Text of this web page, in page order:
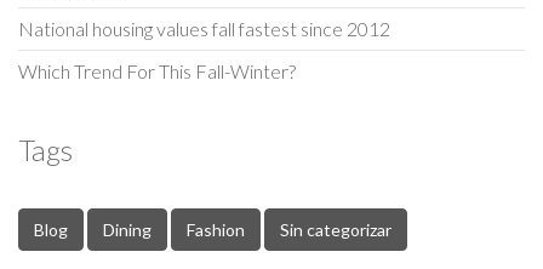
National housing values fall fastest since 2012
Which Trend For This Fall-Winter?
Tags
Blog Dining Fashion Sin categorizar